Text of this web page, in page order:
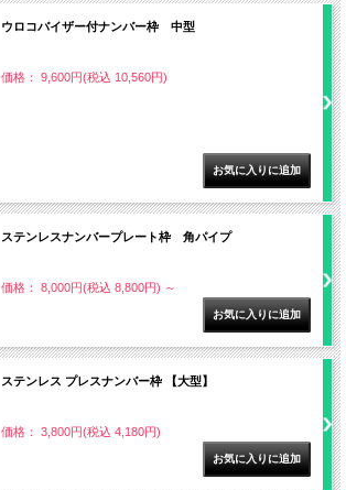
ウロコバイザー付ナンバー枠 中型
価格： 9,600円(税込 10,560円)
ステンレスナンバープレート枠 角パイプ
価格： 8,000円(税込 8,800円) ～
ステンレス プレスナンバー枠 【大型】
価格： 3,800円(税込 4,180円)